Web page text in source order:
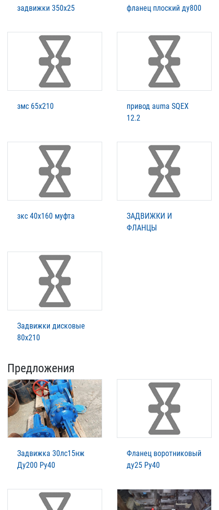
задвижки 350х25 фланец плоский ду800
змс 65х210
привод auma SQEX
12.2
зкс 40х160 муфта
ЗАДВИЖКИ И
ФЛАНЦЫ
Задвижки дисковые
80х210
Предложения
Задвижка 30лс15нж
Ду200 Ру40
Фланец воротниковый
ду25 Ру40